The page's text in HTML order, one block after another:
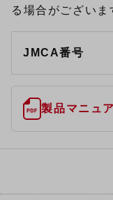
る場合がございま
JMCA番号
製品マニュ